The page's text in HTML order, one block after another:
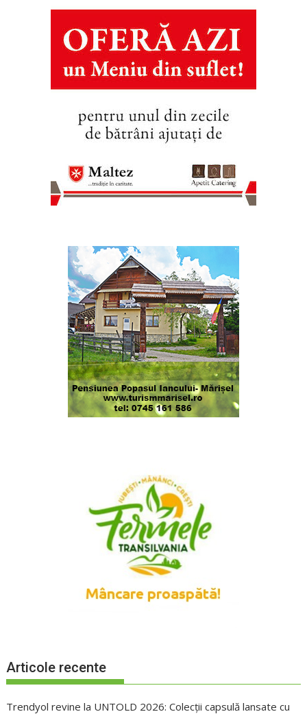
Articole recente
Trendyol revine la UNTOLD 2026: Colecții capsulă lansate cu